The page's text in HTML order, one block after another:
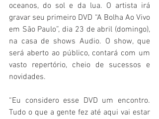
oceanos, do sol e da lua. O artista irá
gravar seu primeiro DVD “A Bolha Ao Vivo
em São Paulo”, dia 23 de abril (domingo),
na casa de shows Audio. O show, que
será aberto ao público, contará com um
vasto repertório, cheio de sucessos e
novidades.
“Eu considero esse DVD um encontro.
Tudo o que a gente fez até aqui vai estar